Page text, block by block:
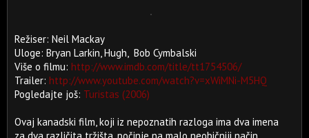
Režiser: Neil Mackay
Uloge: Bryan Larkin, Hugh, Bob Cymbalski
Više o filmu: http://www.imdb.com/title/tt1754506/
Trailer: http://www.youtube.com/watch?v=xWiMNi-M5HQ
Pogledajte još: Turistas (2006)
Ovaj kanadski film, koji iz nepoznatih razloga ima dva imena